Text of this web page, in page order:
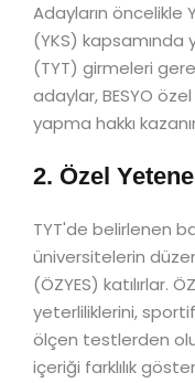
Adayların öncelikle
(YKS) kapsamında
(TYT) girmeleri
adaylar, BESYO
yapma hakkı
2. Özel
TYT'de belirlenen
üniversitelerin
(ÖZYES) katılırlar.
yeterliliklerini,
ölçen testlerden
içeriği farklılık